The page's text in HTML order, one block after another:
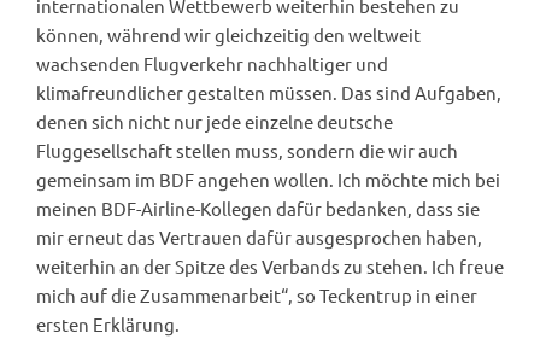
internationalen Wettbewerb weiterhin bestehen zu
können, während wir gleichzeitig den weltweit
wachsenden Flugverkehr nachhaltiger und
klimafreundlicher gestalten müssen. Das sind Aufgaben,
denen sich nicht nur jede einzelne deutsche
Fluggesellschaft stellen muss, sondern die wir auch
gemeinsam im BDF angehen wollen. Ich möchte mich bei
meinen BDF-Airline-Kollegen dafür bedanken, dass sie
mir erneut das Vertrauen dafür ausgesprochen haben,
weiterhin an der Spitze des Verbands zu stehen. Ich freue
mich auf die Zusammenarbeit“, so Teckentrup in einer
ersten Erklärung.